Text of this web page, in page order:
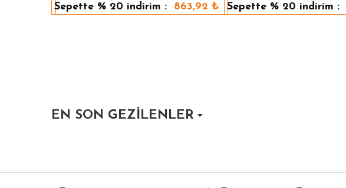
HIZLI BAK FAVORİLERİME EKLE HIZLI BAK
Sepette % 20 indirim : 863,92 ₺
FAVORİLERİME EKLE
Sepette % 20 indirim :
EN SON GEZİLENLER